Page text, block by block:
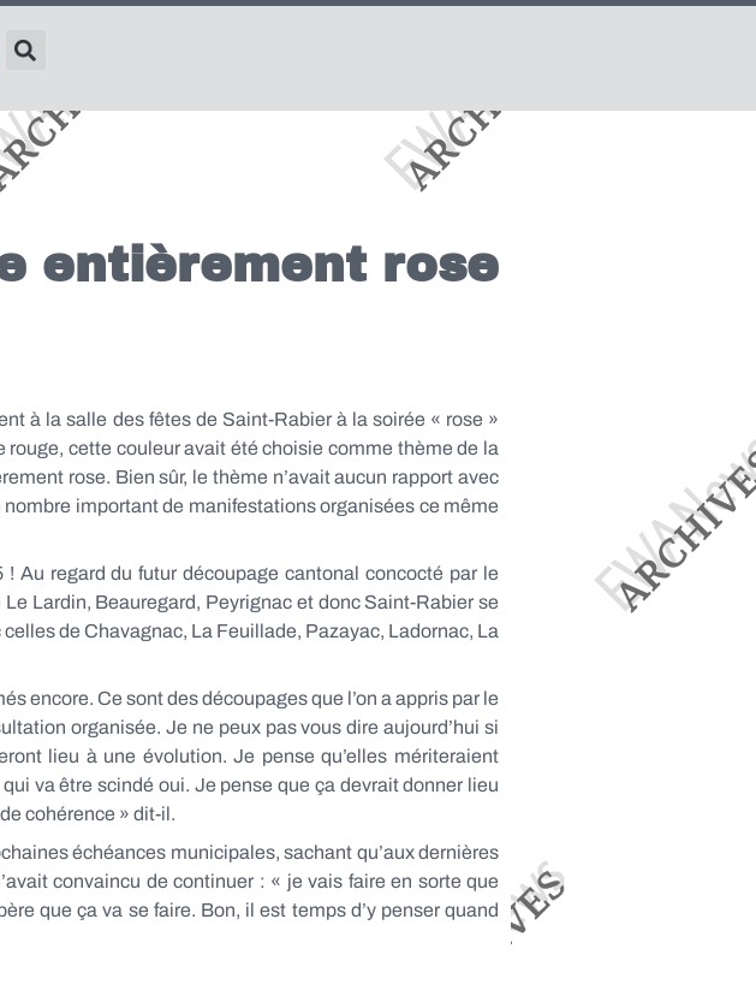
entièrement rose
à la salle des fêtes de Saint-Rabier à la soirée « rose »
cette couleur avait été choisie comme thème de la
rose. Bien sûr, le thème n’avait aucun rapport avec
important de manifestations organisées ce même
Au regard du futur découpage cantonal concocté par le
Lardin, Beauregard, Peyrignac et donc Saint-Rabier se
de Chavagnac, La Feuillade, Pazayac, Ladornac, La
encore. Ce sont des découpages que l’on a appris par le
organisée. Je ne peux pas vous dire aujourd’hui si
lieu à une évolution. Je pense qu’elles mériteraient
va être scindé oui. Je pense que ça devrait donner lieu
cohérence » dit-il.
échéances municipales, sachant qu’aux dernières
convaincu de continuer : « je vais faire en sorte que
que ça va se faire. Bon, il est temps d’y penser quand